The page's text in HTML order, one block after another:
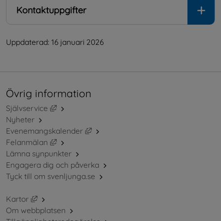
Kontaktuppgifter
Uppdaterad: 16 januari 2026
Övrig information
Självservice
Länk till annan webbplats, öppnas i nytt fönster.
Nyheter
Evenemangskalender
Länk till annan webbplats, öppnas i
Felanmälan
Länk till annan webbplats, öppnas i nytt fönster.
Lämna synpunkter
Engagera dig och påverka
Tyck till om svenljunga.se
Kartor
Länk till annan webbplats, öppnas i nytt fönster.
Om webbplatsen